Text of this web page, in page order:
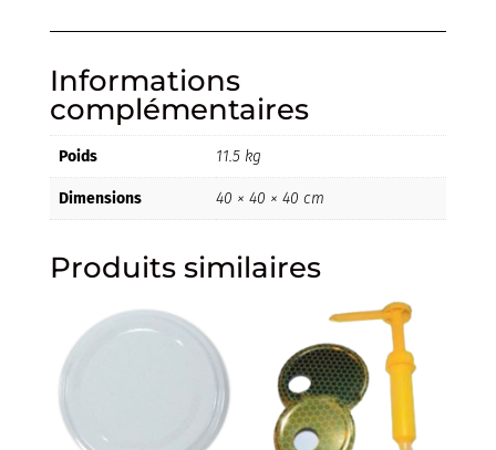
Informations
complémentaires
Poids 11.5 kg
Dimensions 40 × 40 × 40 cm
Produits similaires